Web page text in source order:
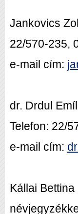
Jankovics
22/570-235,
e-mail cím:
dr. Drdul
Telefon: 22/
e-mail cím:
Kállai